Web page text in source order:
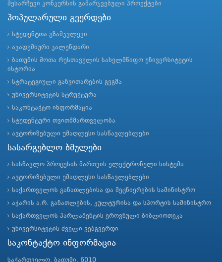
შესარჩევი კონკურსის გამარჯვებული პროექტები
პოპულარული გვერდები
სტუდენტთა გზამკვლევი
აკადემიური კალენდარი
ბათუმის შოთა რუსთაველის სახელმწიფო უნივერსიტეტის
ისტორია
სტრატეგიული განვითარების გეგმა
უნივერსიტეტის სტრუქტურა
საკონტაქტო ინფორმაცია
სტუდენტური თვითმმართველობა
ავტორიზებული უმაღლესი სასწავლებლები
სასარგებლო ბმულები
სასწავლო პროცესის მართვის ელექტრონული სისტემა
ავტორიზებული უმაღლესი სასწავლებლები
საქართველოს განათლებისა და მეცნიერების სამინისტრო
აჭარის ა.რ. განათლების, კულტურისა და სპორტის სამინისტრო
საქართველოს პარლამენტის ეროვნული ბიბლიოთეკა
უნივერსიტეტის ძველი ვებგვერდი
საკონტაქტო ინფორმაცია
საქართველო, ბათუმი, 6010